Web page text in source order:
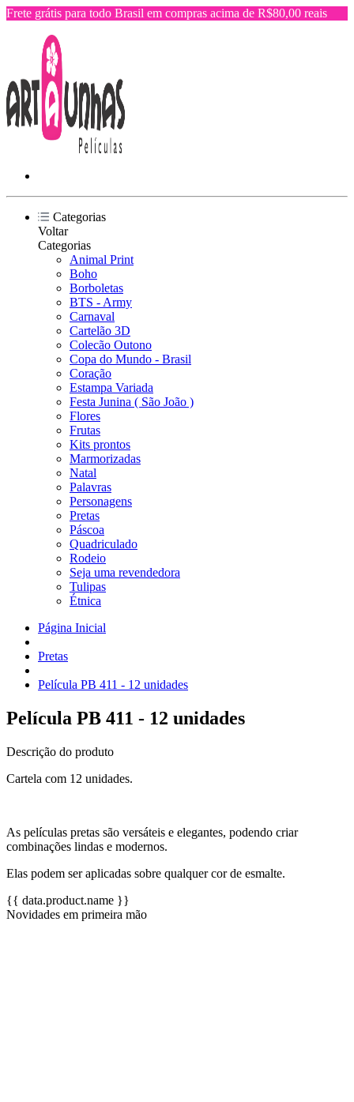
Frete grátis para todo Brasil em compras acima de R$80,00 reais
Categorias
Voltar
Categorias
Animal Print
Boho
Borboletas
BTS - Army
Carnaval
Cartelão 3D
Colecão Outono
Copa do Mundo - Brasil
Coração
Estampa Variada
Festa Junina ( São João )
Flores
Frutas
Kits prontos
Marmorizadas
Natal
Palavras
Personagens
Pretas
Páscoa
Quadriculado
Rodeio
Seja uma revendedora
Tulipas
Étnica
Página Inicial
Pretas
Película PB 411 - 12 unidades
Película PB 411 - 12 unidades
Descrição do produto
Cartela com 12 unidades.
As películas pretas são versáteis e elegantes, podendo criar
combinações lindas e modernos.
Elas podem ser aplicadas sobre qualquer cor de esmalte.
{{ data.product.name }}
Novidades em primeira mão